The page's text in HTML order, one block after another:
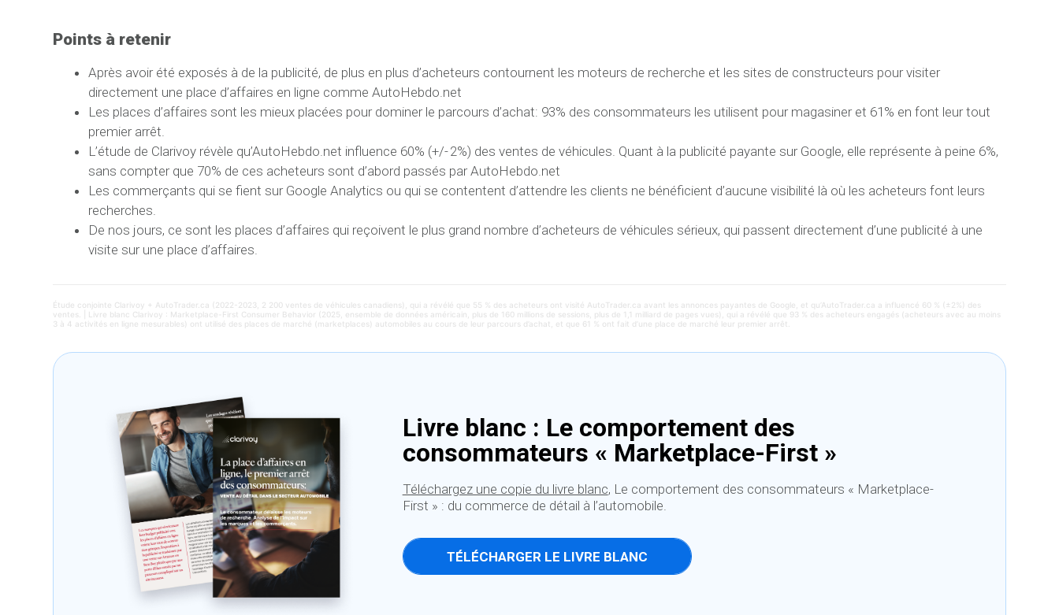
Points à retenir
Après avoir été exposés à de la publicité, de plus en plus d’acheteurs contournent les moteurs de recherche et les sites de constructeurs pour visiter
directement une place d’affaires en ligne comme AutoHebdo.net
Les places d’affaires sont les mieux placées pour dominer le parcours d’achat: 93% des consommateurs les utilisent pour magasiner et 61% en font leur tout
premier arrêt.
L’étude de Clarivoy révèle qu’AutoHebdo.net influence 60% (+/- 2%) des ventes de véhicules. Quant à la publicité payante sur Google, elle représente à peine 6%,
sans compter que 70% de ces acheteurs sont d’abord passés par AutoHebdo.net
Les commerçants qui se fient sur Google Analytics ou qui se contentent d’attendre les clients ne bénéficient d’aucune visibilité là où les acheteurs font leurs
recherches.
De nos jours, ce sont les places d’affaires qui reçoivent le plus grand nombre d’acheteurs de véhicules sérieux, qui passent directement d’une publicité à une
visite sur une place d’affaires.
Étude conjointe Clarivoy + AutoTrader.ca (2022-2023, 2 200 ventes de véhicules canadiens), qui a révélé que 55 % des acheteurs ont visité AutoTrader.ca avant les annonces payantes de Google, et qu’AutoTrader.ca a influencé 60 % (±2%) des
ventes. | Livre blanc Clarivoy : Marketplace-First Consumer Behavior (2025, ensemble de données américain, plus de 160 millions de sessions, plus de 1,1 milliard de pages vues), qui a révélé que 93 % des acheteurs engagés (acheteurs avec au moins
3 à 4 activités en ligne mesurables) ont utilisé des places de marché (marketplaces) automobiles au cours de leur parcours d’achat, et que 61 % ont fait d’une place de marché leur premier arrêt.
Livre blanc : Le comportement des
consommateurs « Marketplace-First »
Téléchargez une copie du livre blanc, Le comportement des consommateurs « Marketplace-
First » : du commerce de détail à l’automobile.
TÉLÉCHARGER LE LIVRE BLANC